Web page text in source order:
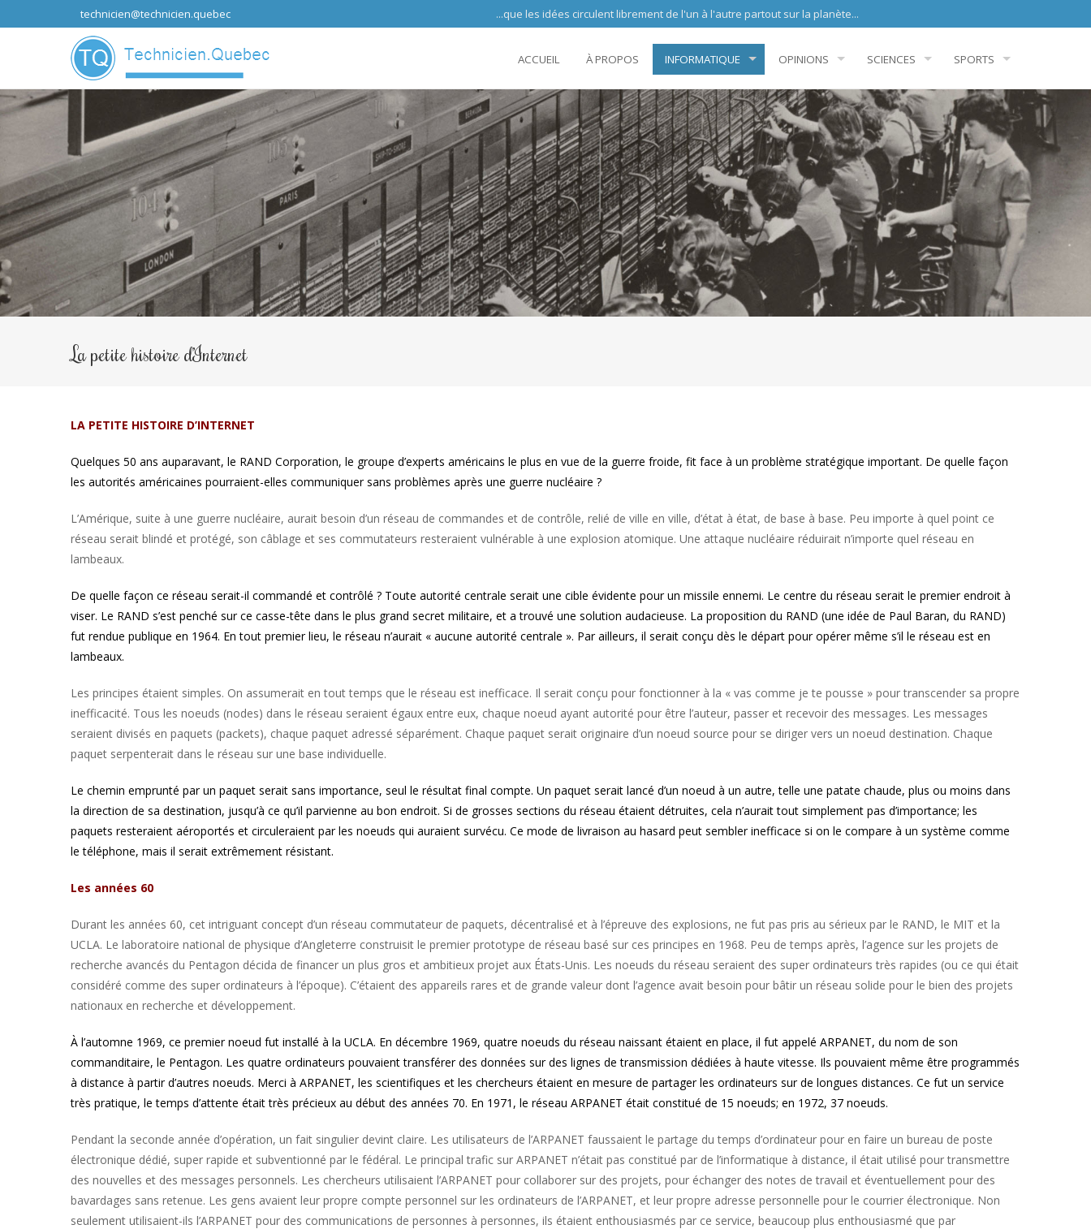
technicien@technicien.quebec ...que les idées circulent librement de l'un à l'autre partout sur la planète...
ACCUEIL À PROPOS INFORMATIQUE OPINIONS SCIENCES SPORTS
La petite histoire d’Internet
LA PETITE HISTOIRE D’INTERNET
Quelques 50 ans auparavant, le RAND Corporation, le groupe d’experts américains le plus en vue de la guerre froide, fit face à un problème stratégique important. De quelle façon
les autorités américaines pourraient-elles communiquer sans problèmes après une guerre nucléaire ?
L’Amérique, suite à une guerre nucléaire, aurait besoin d’un réseau de commandes et de contrôle, relié de ville en ville, d’état à état, de base à base. Peu importe à quel point ce
réseau serait blindé et protégé, son câblage et ses commutateurs resteraient vulnérable à une explosion atomique. Une attaque nucléaire réduirait n’importe quel réseau en
lambeaux.
De quelle façon ce réseau serait-il commandé et contrôlé ? Toute autorité centrale serait une cible évidente pour un missile ennemi. Le centre du réseau serait le premier endroit à
viser. Le RAND s’est penché sur ce casse-tête dans le plus grand secret militaire, et a trouvé une solution audacieuse. La proposition du RAND (une idée de Paul Baran, du RAND)
fut rendue publique en 1964. En tout premier lieu, le réseau n’aurait « aucune autorité centrale ». Par ailleurs, il serait conçu dès le départ pour opérer même s’il le réseau est en
lambeaux.
Les principes étaient simples. On assumerait en tout temps que le réseau est inefficace. Il serait conçu pour fonctionner à la « vas comme je te pousse » pour transcender sa propre
inefficacité. Tous les noeuds (nodes) dans le réseau seraient égaux entre eux, chaque noeud ayant autorité pour être l’auteur, passer et recevoir des messages. Les messages
seraient divisés en paquets (packets), chaque paquet adressé séparément. Chaque paquet serait originaire d’un noeud source pour se diriger vers un noeud destination. Chaque
paquet serpenterait dans le réseau sur une base individuelle.
Le chemin emprunté par un paquet serait sans importance, seul le résultat final compte. Un paquet serait lancé d’un noeud à un autre, telle une patate chaude, plus ou moins dans
la direction de sa destination, jusqu’à ce qu’il parvienne au bon endroit. Si de grosses sections du réseau étaient détruites, cela n’aurait tout simplement pas d’importance; les
paquets resteraient aéroportés et circuleraient par les noeuds qui auraient survécu. Ce mode de livraison au hasard peut sembler inefficace si on le compare à un système comme
le téléphone, mais il serait extrêmement résistant.
Les années 60
Durant les années 60, cet intriguant concept d’un réseau commutateur de paquets, décentralisé et à l’épreuve des explosions, ne fut pas pris au sérieux par le RAND, le MIT et la
UCLA. Le laboratoire national de physique d’Angleterre construisit le premier prototype de réseau basé sur ces principes en 1968. Peu de temps après, l’agence sur les projets de
recherche avancés du Pentagon décida de financer un plus gros et ambitieux projet aux États-Unis. Les noeuds du réseau seraient des super ordinateurs très rapides (ou ce qui était
considéré comme des super ordinateurs à l’époque). C’étaient des appareils rares et de grande valeur dont l’agence avait besoin pour bâtir un réseau solide pour le bien des projets
nationaux en recherche et développement.
À l’automne 1969, ce premier noeud fut installé à la UCLA. En décembre 1969, quatre noeuds du réseau naissant étaient en place, il fut appelé ARPANET, du nom de son
commanditaire, le Pentagon. Les quatre ordinateurs pouvaient transférer des données sur des lignes de transmission dédiées à haute vitesse. Ils pouvaient même être programmés
à distance à partir d’autres noeuds. Merci à ARPANET, les scientifiques et les chercheurs étaient en mesure de partager les ordinateurs sur de longues distances. Ce fut un service
très pratique, le temps d’attente était très précieux au début des années 70. En 1971, le réseau ARPANET était constitué de 15 noeuds; en 1972, 37 noeuds.
Pendant la seconde année d’opération, un fait singulier devint claire. Les utilisateurs de l’ARPANET faussaient le partage du temps d’ordinateur pour en faire un bureau de poste
électronique dédié, super rapide et subventionné par le fédéral. Le principal trafic sur ARPANET n’était pas constitué par de l’informatique à distance, il était utilisé pour transmettre
des nouvelles et des messages personnels. Les chercheurs utilisaient l’ARPANET pour collaborer sur des projets, pour échanger des notes de travail et éventuellement pour des
bavardages sans retenue. Les gens avaient leur propre compte personnel sur les ordinateurs de l’ARPANET, et leur propre adresse personnelle pour le courrier électronique. Non
seulement utilisaient-ils l’ARPANET pour des communications de personnes à personnes, ils étaient enthousiasmés par ce service, beaucoup plus enthousiasmé que par